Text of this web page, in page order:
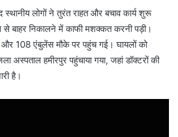
लोगों ने तुरंत राहत और बचाव कार्य शुरू
से बाहर निकालने में काफी मशक्कत करनी पड़ी।
और 108 एंबुलेंस मौके पर पहुंच गई। घायलों को
अस्पताल हमीरपुर पहुंचाया गया, जहां डॉक्टरों की
है।